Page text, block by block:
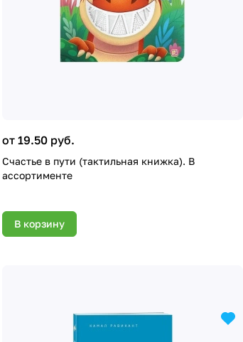
от 19.50 руб.
Счастье в пути (тактильная книжка). В
ассортименте
В корзину